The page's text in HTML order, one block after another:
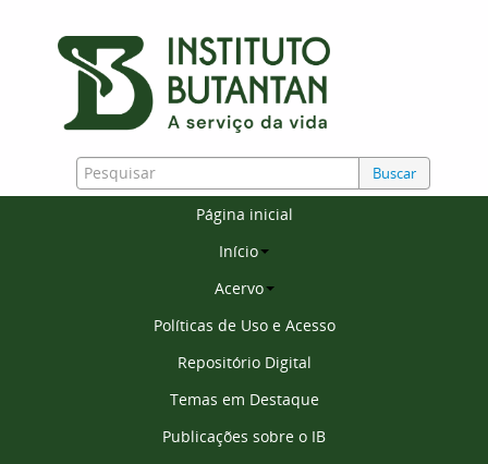
Buscar
Página inicial
Início
Acervo
Políticas de Uso e Acesso
Repositório Digital
Temas em Destaque
Publicações sobre o IB